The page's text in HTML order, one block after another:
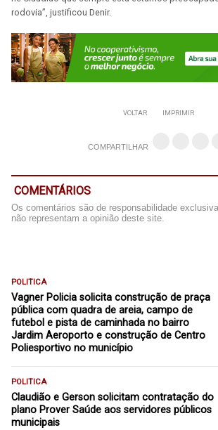
rodovia”, justificou Denir.
VOLTAR IMPRIMIR
COMPARTILHAR
COMENTÁRIOS
Os comentários são de responsabilidade
não representam a opinião deste site.
POLITICA
Vagner Policia solicita construção de praça
pública com quadra de areia, campo de
futebol e pista de caminhada no bairro
Jardim Aeroporto e construção de Centro
Poliesportivo no município
POLITICA
Claudião e Gerson solicitam contratação do
plano Prover Saúde aos servidores públicos
municipais